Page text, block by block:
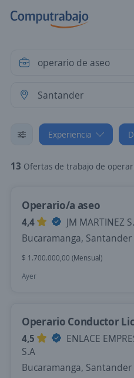
Experiencia
13 Ofertas de trabajo de operario de aseo sin
Operario/a aseo
4,4
JM MARTINEZ
Bucaramanga, Santander
$ 1.700.000,00 (Mensual)
Ayer
Operario Conductor
4,5
ENLACE
S.A
Bucaramanga, Santander